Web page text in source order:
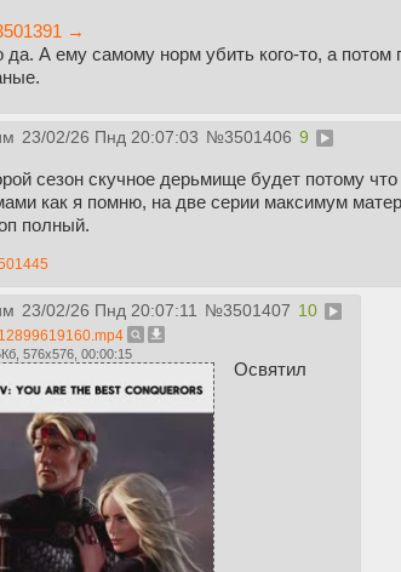
→
да. А ему самому норм убить кого-то, а
23/02/26 Пнд 20:07:03 №3501406 9
сезон скучное дерьмище будет потому
как я помню, на две серии максимум
полный.
23/02/26 Пнд 20:07:11 №3501407 10
576x576, 00:00:15
Освятил